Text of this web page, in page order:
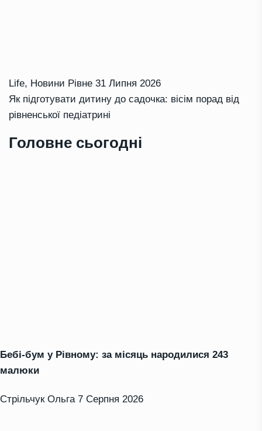
Life, Новини Рівне 31 Липня 2026
Як підготувати дитину до садочка: вісім порад від
рівненської педіатрині
Головне сьогодні
Бебі-бум у Рівному: за місяць народилися 243
малюки
Стрільчук Ольга 7 Серпня 2026